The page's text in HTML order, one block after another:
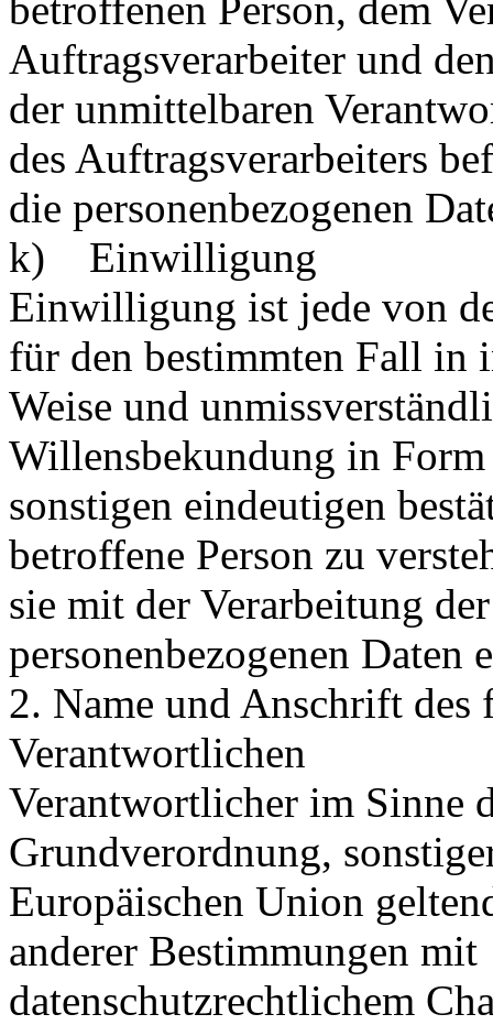
Auftragsverarbeiter und
der unmittelbaren
des Auftragsverarbeiters
die personenbezogenen
k) Einwilligung
Einwilligung ist jede von
für den bestimmten Fall in
Weise und
Willensbekundung in
sonstigen eindeutigen
betroffene Person zu
sie mit der Verarbeitung
personenbezogenen Daten
2. Name und Anschrift des
Verantwortlichen
Verantwortlicher im Sinne
Grundverordnung,
Europäischen Union
anderer Bestimmungen mit
datenschutzrechtlichem